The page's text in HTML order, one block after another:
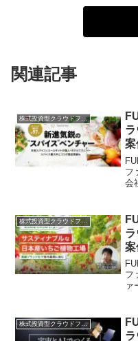
関連記事
株式投資型クラウドファンディング
フ
会
案
フ
ァ
株式投資型クラウドファンディング